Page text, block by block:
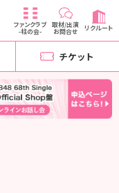
ファンクラブ
-柱の会-
取材/出演
お問合せ リクルート
チケット